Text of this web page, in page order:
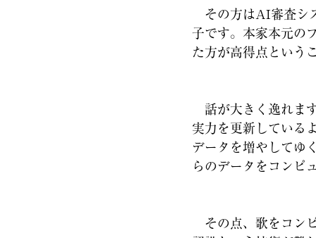
その方はAI審査シ
子です。本家本元の
た方が高得点という
話が大きく逸れま
実力を更新している
データを増やしてゆ
らのデータをコンピ
その点、歌をコン